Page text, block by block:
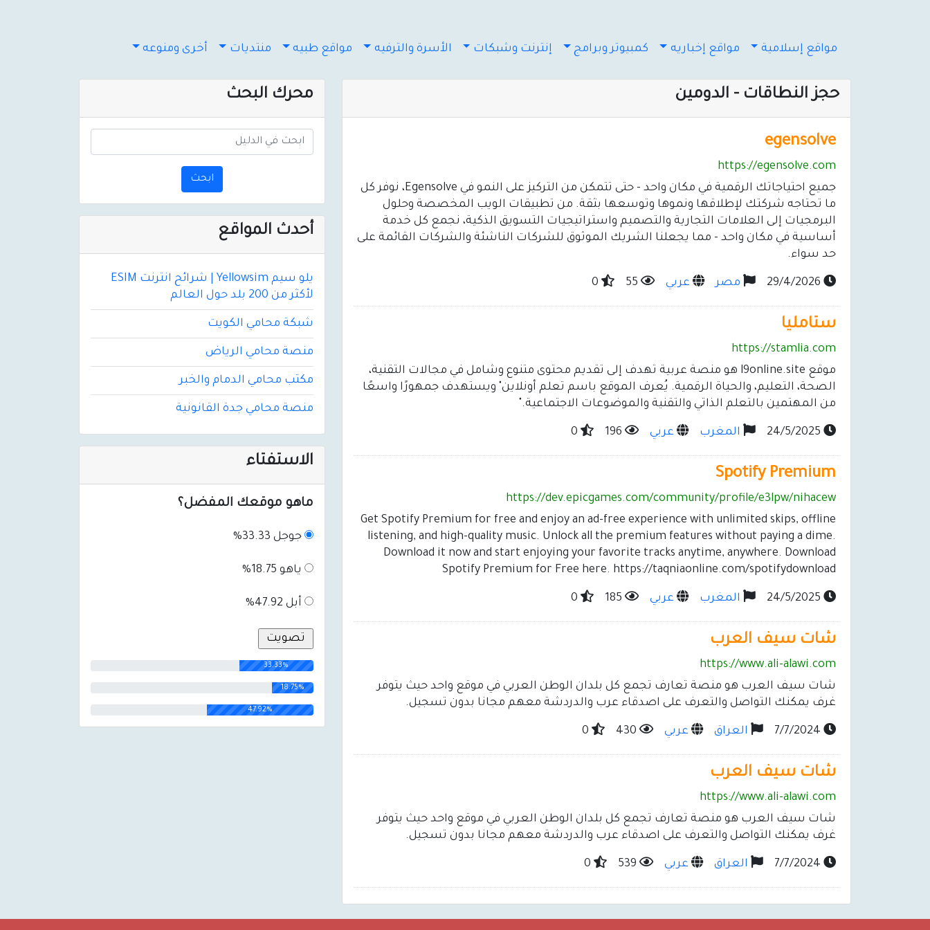
مواقع إسلامية مواقع إخباريه كمبيوتر وبرامج إنترنت وشبكات الأسرة والترفيه مواقع طبيه منتديات أخرى ومنوعه
حجز النطاقات - الدومين
egensolve
https://egensolve.com
جميع احتياجاتك الرقمية في مكان واحد - حتى تتمكن من التركيز على النمو في Egensolve، نوفر كل
ما تحتاجه شركتك لإطلاقها ونموها وتوسعها بثقة. من تطبيقات الويب المخصصة وحلول
البرمجيات إلى العلامات التجارية والتصميم واستراتيجيات التسويق الذكية، نجمع كل خدمة
أساسية في مكان واحد - مما يجعلنا الشريك الموثوق للشركات الناشئة والشركات القائمة على
حد سواء.
مصر عربي
ستامليا
https://stamlia.com
موقع l9online.site هو منصة عربية تهدف إلى تقديم محتوى متنوع وشامل في مجالات التقنية،
الصحة، التعليم، والحياة الرقمية. يُعرف الموقع باسم تعلم أونلاين" ويستهدف جمهورًا واسعًا
من المهتمين بالتعلم الذاتي والتقنية والموضوعات الاجتماعية."
المغرب عربي
Spotify Premium
https://dev.epicgames.com/community/profile/e3lpw/nihacew
Get Spotify Premium for free and enjoy an ad-free experience with unlimited skips, offline
listening, and high-quality music. Unlock all the premium features without paying a dime.
Download it now and start enjoying your favorite tracks anytime, anywhere. Download
Spotify Premium for Free here. https://taqniaonline.com/spotifydownload
المغرب عربي
شات سيف العرب
https://www.ali-alawi.com
شات سيف العرب هو منصة تعارف تجمع كل بلدان الوطن العربي في موقع واحد حيث يتوفر
غرف يمكنك التواصل والتعرف على اصدقاء عرب والدردشة معهم مجانا بدون تسجيل.
العراق عربي
شات سيف العرب
https://www.ali-alawi.com
شات سيف العرب هو منصة تعارف تجمع كل بلدان الوطن العربي في موقع واحد حيث يتوفر
غرف يمكنك التواصل والتعرف على اصدقاء عرب والدردشة معهم مجانا بدون تسجيل.
العراق عربي
محرك البحث
ابحث
أحدث المواقع
يلو سيم Yellowsim | شرائح انترنت ESIM
لأكثر من 200 بلد حول العالم
شبكة محامي الكويت
منصة محامي الرياض
مكتب محامي الدمام والخبر
منصة محامي جدة القانونية
الاستفتاء
ماهو موقعك المفضل؟
جوجل 33.33%
ياهو 18.75%
أبل 47.92%
33.33%
18.75%
47.92%